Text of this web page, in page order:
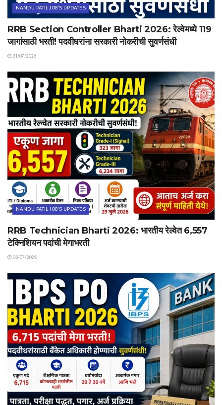
NANDU PATIL JOB'S UPDATES
RRB Section Controller Bharti 2026: रेल्वेमध्ये 119
जागांसाठी भरती! पदवीधरांना सरकारी नोकरीची सुवर्णसंधी
21/07/2026
NANDU PATIL JOB'S UPDATES
RRB Technician Bharti 2026: भारतीय रेल्वेत 6,557
टेक्निशियन पदांची मेगाभरती
06/07/2026